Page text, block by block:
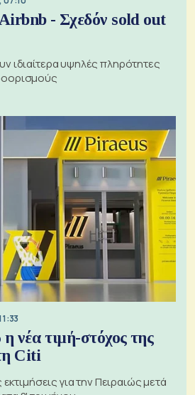
- Σχεδόν sold out
ιδιαίτερα υψηλές πληρότητες
νέα τιμή-στόχος της
Citi
για την Πειραιώς μετά